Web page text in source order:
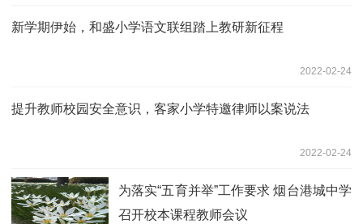
新学期伊始，和盛小学语文联组踏上教研新征程
2022-02-24
提升教师校园安全意识，客家小学特邀律师以案说法
2022-02-24
为落实“五育并举”工作要求 烟台港城中学
召开校本课程教师会议